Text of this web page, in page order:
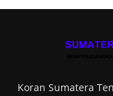
Koran Sumatera